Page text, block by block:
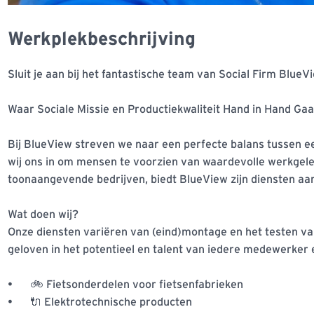
Werkplekbeschrijving
Sluit je aan bij het fantastische team van Social Firm
Waar Sociale Missie en Productiekwaliteit Hand in Hand
Bij BlueView streven we naar een perfecte balans tussen
wij ons in om mensen te voorzien van waardevolle
toonaangevende bedrijven, biedt BlueView zijn diensten
Wat doen wij?
Onze diensten variëren van (eind)montage en het testen
geloven in het potentieel en talent van iedere
•	🚲 Fietsonderdelen voor fietsenfabrieken
•	🔌 Elektrotechnische producten